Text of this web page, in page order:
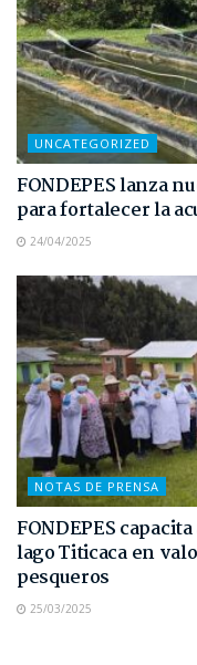
UNCATEGORIZED
FONDEPES lanza
para fortalecer la
24/04/2025
NOTAS DE PRENSA
FONDEPES
lago Titicaca en
pesqueros
25/03/2025